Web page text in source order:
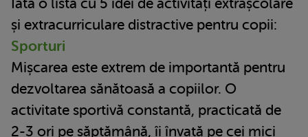
Iată o listă cu 5 idei de activități extrașcolare
și extracurriculare distractive pentru copii:
Sporturi
Mișcarea este extrem de importantă pentru
dezvoltarea sănătoasă a copiilor. O
activitate sportivă constantă, practicată de
2-3 ori pe săptămână, îi învață pe cei mici